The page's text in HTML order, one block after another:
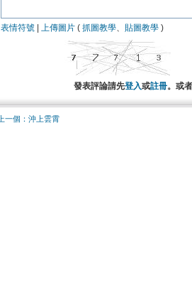
表情符號 上傳圖片 ( 抓圖教學、 貼圖教學 )
發表評論請先登入或註冊。或
上一個：沖上雲霄